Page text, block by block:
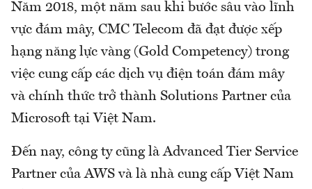
Năm 2018, một năm sau khi bước sâu vào lĩnh
vực đám mây, CMC Telecom đã đạt được xếp
hạng năng lực vàng (Gold Competency) trong
việc cung cấp các dịch vụ điện toán đám mây
và chính thức trở thành Solutions Partner của
Microsoft tại Việt Nam.
Đến nay, công ty cũng là Advanced Tier Service
Partner của AWS và là nhà cung cấp Việt Nam